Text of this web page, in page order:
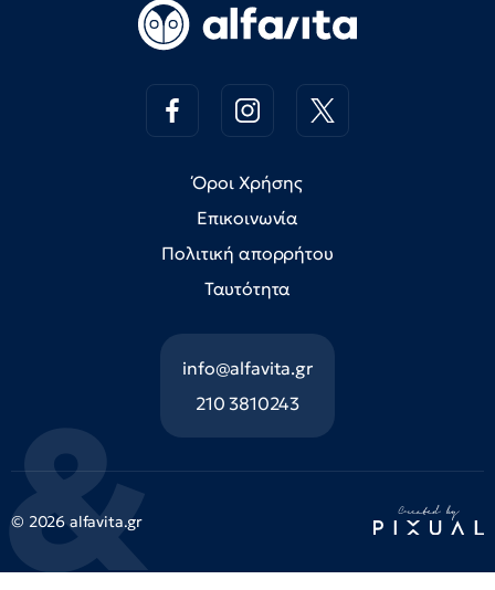
Όροι Χρήσης
Επικοινωνία
Πολιτική απορρήτου
Ταυτότητα
info@alfavita.gr
210 3810243
© 2026 alfavita.gr